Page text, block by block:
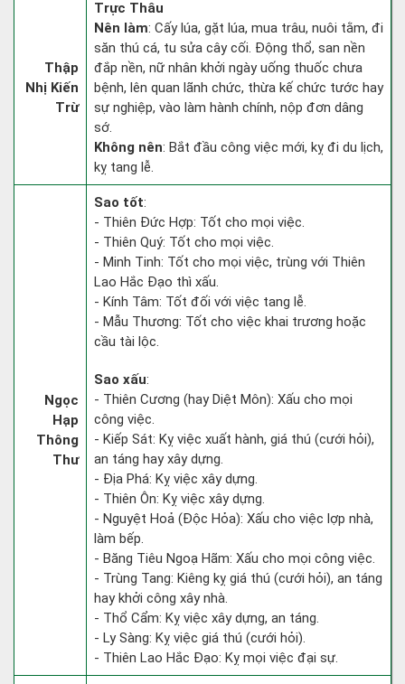
Thập
Nhị Kiến
Trừ
Trực Thâu
Nên làm: Cấy lúa, gặt lúa, mua trâu, nuôi tằm, đi
săn thú cá, tu sửa cây cối. Động thổ, san nền
đắp nền, nữ nhân khởi ngày uống thuốc chưa
bệnh, lên quan lãnh chức, thừa kế chức tước hay
sự nghiệp, vào làm hành chính, nộp đơn dâng
sớ.
Không nên: Bắt đầu công việc mới, kỵ đi du lịch,
kỵ tang lễ.
Ngọc
Hạp
Thông
Thư
Sao tốt:
- Thiên Đức Hợp: Tốt cho mọi việc.
- Thiên Quý: Tốt cho mọi việc.
- Minh Tinh: Tốt cho mọi việc, trùng với Thiên
Lao Hắc Đạo thì xấu.
- Kính Tâm: Tốt đối với việc tang lễ.
- Mẫu Thương: Tốt cho việc khai trương hoặc
cầu tài lộc.
Sao xấu:
- Thiên Cương (hay Diệt Môn): Xấu cho mọi
công việc.
- Kiếp Sát: Kỵ việc xuất hành, giá thú (cưới hỏi),
an táng hay xây dựng.
- Địa Phá: Kỵ việc xây dựng.
- Thiên Ôn: Kỵ việc xây dựng.
- Nguyệt Hoả (Độc Hỏa): Xấu cho việc lợp nhà,
làm bếp.
- Băng Tiêu Ngoạ Hãm: Xấu cho mọi công việc.
- Trùng Tang: Kiêng kỵ giá thú (cưới hỏi), an táng
hay khởi công xây nhà.
- Thổ Cẩm: Kỵ việc xây dựng, an táng.
- Ly Sàng: Kỵ việc giá thú (cưới hỏi).
- Thiên Lao Hắc Đạo: Kỵ mọi việc đại sự.